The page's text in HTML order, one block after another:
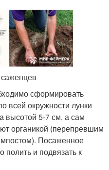
сформировать
всей окружности лунки
высотой 5-7 см, а сам
органикой (перепревшим
Посаженное
и подвязать к